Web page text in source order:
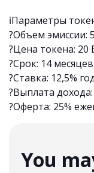
ℹ️Параметры
?Объем эмиссии:
?Цена токена: 20
?Срок: 14 месяцев
?Ставка: 12,5%
?Выплата
?Оферта: 25%
You